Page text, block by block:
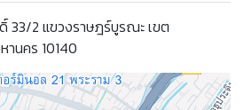
33/2 แขวงราษฎร์บูรณะ เขต
นคร 10140